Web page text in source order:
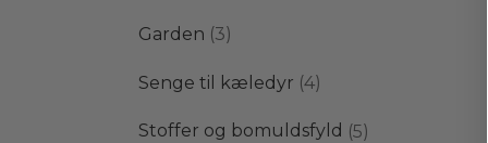
Garden 33
Senge til kæledyr 44
Stoffer og bomuldsfyld 55